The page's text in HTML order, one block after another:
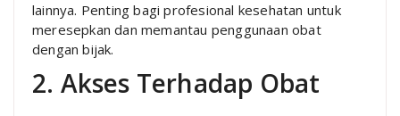
lainnya. Penting bagi profesional kesehatan untuk
meresepkan dan memantau penggunaan obat
dengan bijak.
2. Akses Terhadap Obat